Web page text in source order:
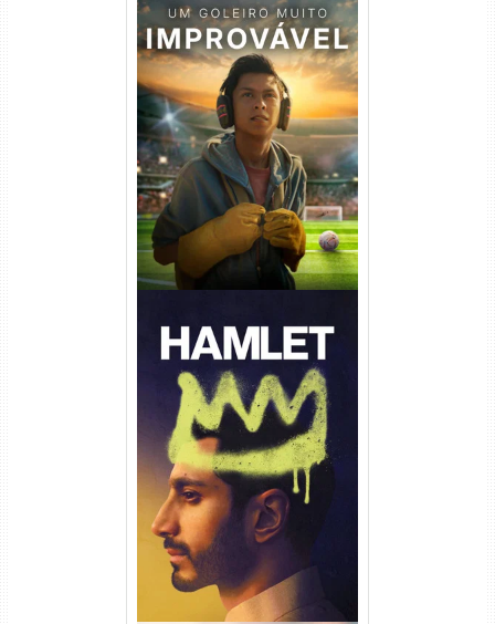
Um Goleiro Muito Improvável
Torrent (2026) WEB-DL 1080p
Dual Áudio
Hamlet Torrent (2026) WEB-
DL 1080p Dual Áudio